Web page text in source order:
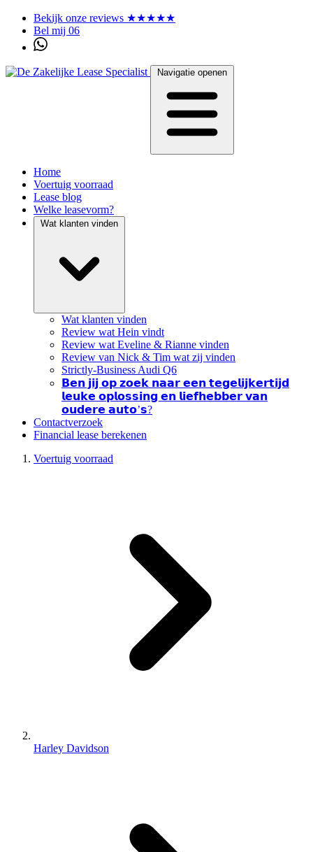
Bekijk onze reviews ★★★★★
Bel mij 06
Navigatie openen
Home
Voertuig voorraad
Lease blog
Welke leasevorm?
Wat klanten vinden
Wat klanten vinden
Review wat Hein vindt
Review wat Eveline & Rianne vinden
Review van Nick & Tim wat zij vinden
Strictly-Business Audi Q6
𝗕𝗲𝗻 𝗷𝗶𝗷 𝗼𝗽 𝘇𝗼𝗲𝗸 𝗻𝗮𝗮𝗿 𝗲𝗲𝗻 𝘁𝗲𝗴𝗲𝗹𝗶𝗷𝗸𝗲𝗿𝘁𝗶𝗷𝗱
𝗹𝗲𝘂𝗸𝗲 𝗼𝗽𝗹𝗼𝘀𝘀𝗶𝗻𝗴 𝗲𝗻 𝗹𝗶𝗲𝗳𝗵𝗲𝗯𝗯𝗲𝗿 𝘃𝗮𝗻
𝗼𝘂𝗱𝗲𝗿𝗲 𝗮𝘂𝘁𝗼’𝘀?
Contactverzoek
Financial lease berekenen
Voertuig voorraad
Harley Davidson